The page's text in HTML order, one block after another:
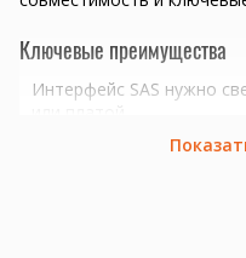
Ключевые преимущества
Интерфейс SAS нужно
подбор комплектующих
проверка